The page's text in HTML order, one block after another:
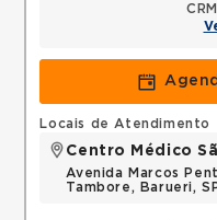
Locais de Atendimento
Centro Médico
Avenida Marcos
Tambore, Barueri,